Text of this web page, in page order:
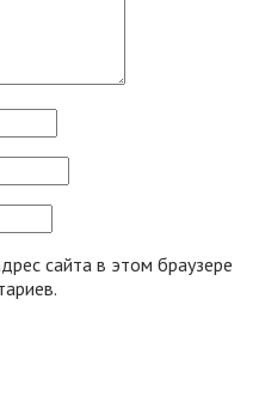
сайта в этом браузере